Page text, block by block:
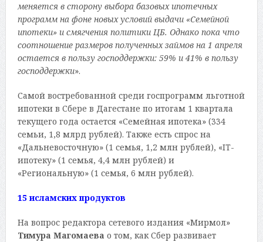
меняется в сторону выбора базовых ипотечных
программ на фоне новых условий выдачи «Семейной
ипотеки» и смягчения политики ЦБ. Однако пока что
соотношение размеров полученных займов на 1 апреля
остается в пользу господдержки: 59% и 41% в пользу
господдержки».
Самой востребованной среди госпрограмм льготной
ипотеки в Сбере в Дагестане по итогам 1 квартала
текущего года остается «Семейная ипотека» (334
семьи, 1,8 млрд рублей). Также есть спрос на
«Дальневосточную» (1 семья, 1,2 млн рублей), «IT-
ипотеку» (1 семья, 4,4 млн рублей) и
«Региональную» (1 семья, 6 млн рублей).
15 исламских продуктов
На вопрос редактора сетевого издания «Мирмол»
Тимура Магомаева о том, как Сбер развивает